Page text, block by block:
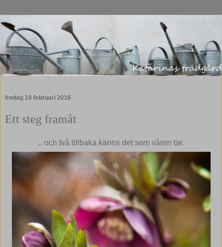
fredag 19 februari 2016
Ett steg framåt
.. och två tillbaka känns det som våren tar.